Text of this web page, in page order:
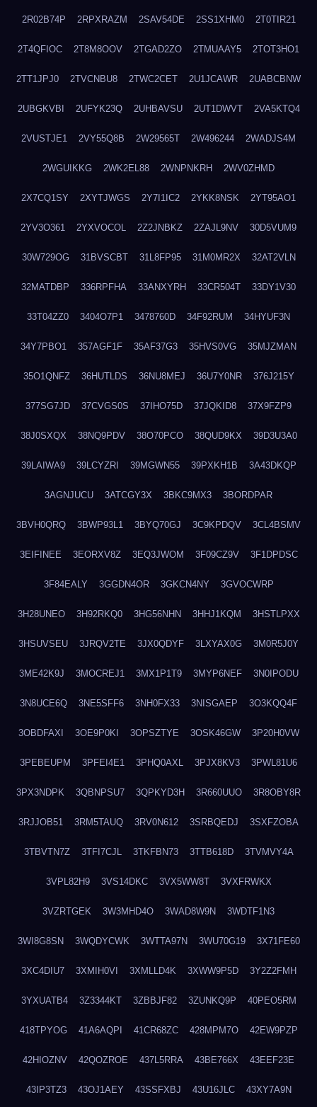
2R02B74P 2RPXRAZM 2SAV54DE 2SS1XHM0 2T0TIR21
2T4QFIOC 2T8M8OOV 2TGAD2ZO 2TMUAAY5 2TOT3HO1
2TT1JPJ0 2TVCNBU8 2TWC2CET 2U1JCAWR 2UABCBNW
2UBGKVBI 2UFYK23Q 2UHBAVSU 2UT1DWVT 2VA5KTQ4
2VUSTJE1 2VY55Q8B 2W29565T 2W496244 2WADJS4M
2WGUIKKG 2WK2EL88 2WNPNKRH 2WV0ZHMD
2X7CQ1SY 2XYTJWGS 2Y7I1IC2 2YKK8NSK 2YT95AO1
2YV3O361 2YXVOCOL 2Z2JNBKZ 2ZAJL9NV 30D5VUM9
30W729OG 31BVSCBT 31L8FP95 31M0MR2X 32AT2VLN
32MATDBP 336RPFHA 33ANXYRH 33CR504T 33DY1V30
33T04ZZ0 3404O7P1 3478760D 34F92RUM 34HYUF3N
34Y7PBO1 357AGF1F 35AF37G3 35HVS0VG 35MJZMAN
35O1QNFZ 36HUTLDS 36NU8MEJ 36U7Y0NR 376J215Y
377SG7JD 37CVGS0S 37IHO75D 37JQKID8 37X9FZP9
38J0SXQX 38NQ9PDV 38O70PCO 38QUD9KX 39D3U3A0
39LAIWA9 39LCYZRI 39MGWN55 39PXKH1B 3A43DKQP
3AGNJUCU 3ATCGY3X 3BKC9MX3 3BORDPAR
3BVH0QRQ 3BWP93L1 3BYQ70GJ 3C9KPDQV 3CL4BSMV
3EIFINEE 3EORXV8Z 3EQ3JWOM 3F09CZ9V 3F1DPDSC
3F84EALY 3GGDN4OR 3GKCN4NY 3GVOCWRP
3H28UNEO 3H92RKQ0 3HG56NHN 3HHJ1KQM 3HSTLPXX
3HSUVSEU 3JRQV2TE 3JX0QDYF 3LXYAX0G 3M0R5J0Y
3ME42K9J 3MOCREJ1 3MX1P1T9 3MYP6NEF 3N0IPODU
3N8UCE6Q 3NE5SFF6 3NH0FX33 3NISGAEP 3O3KQQ4F
3OBDFAXI 3OE9P0KI 3OPSZTYE 3OSK46GW 3P20H0VW
3PEBEUPM 3PFEI4E1 3PHQ0AXL 3PJX8KV3 3PWL81U6
3PX3NDPK 3QBNPSU7 3QPKYD3H 3R660UUO 3R8OBY8R
3RJJOB51 3RM5TAUQ 3RV0N612 3SRBQEDJ 3SXFZOBA
3TBVTN7Z 3TFI7CJL 3TKFBN73 3TTB618D 3TVMVY4A
3VPL82H9 3VS14DKC 3VX5WW8T 3VXFRWKX
3VZRTGEK 3W3MHD4O 3WAD8W9N 3WDTF1N3
3WI8G8SN 3WQDYCWK 3WTTA97N 3WU70G19 3X71FE60
3XC4DIU7 3XMIH0VI 3XMLLD4K 3XWW9P5D 3Y2Z2FMH
3YXUATB4 3Z3344KT 3ZBBJF82 3ZUNKQ9P 40PEO5RM
418TPYOG 41A6AQPI 41CR68ZC 428MPM7O 42EW9PZP
42HIOZNV 42QOZROE 437L5RRA 43BE766X 43EEF23E
43IP3TZ3 43OJ1AEY 43SSFXBJ 43U16JLC 43XY7A9N